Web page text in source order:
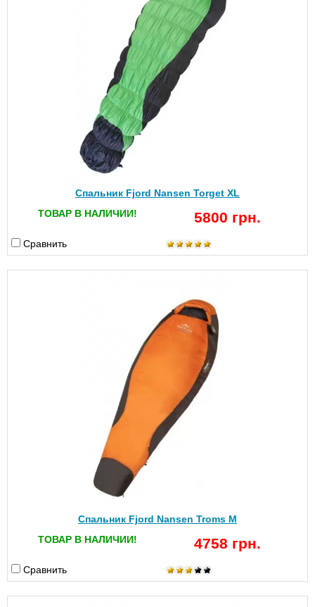
Спальник Fjord Nansen Torget XL
ТОВАР В НАЛИЧИИ!
5800 грн.
Сравнить
Спальник Fjord Nansen Troms M
ТОВАР В НАЛИЧИИ!
4758 грн.
Сравнить